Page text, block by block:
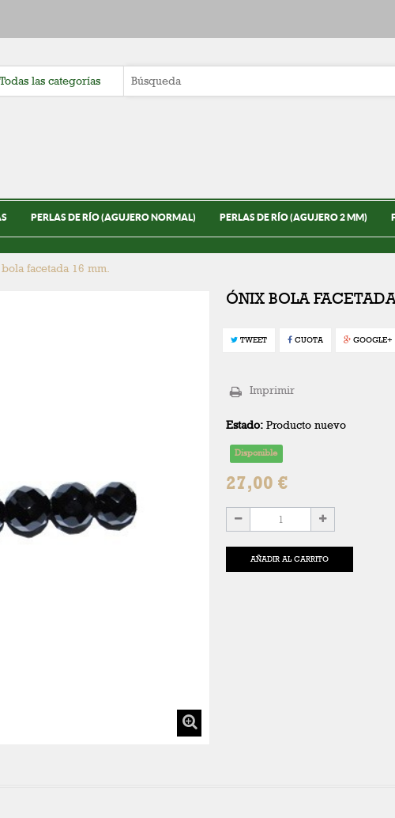
PERLAS DE RÍO (AGUJERO NORMAL) PERLAS DE RÍO (AGUJERO 2 MM)
facetada 16 mm.
ÓNIX BOLA
TWEET CUOTA GOOGLE+
Imprimir
Estado: Producto nuevo
Disponible
27,00 €
AÑADIR AL CARRITO